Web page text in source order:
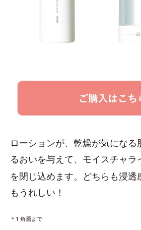
ローションが、乾燥が気になる
るおいを与えて、モイスチャラ
を閉じ込めます。どちらも浸透
もうれしい！
＊1 角層まで